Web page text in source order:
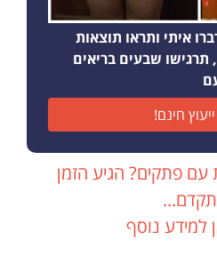
איתי ותראו תוצאות
תוך 10 ימים, תרגישו שבעים בריאים
חינם!
עם פתקים? הגיע הזמן
למידע נוסף